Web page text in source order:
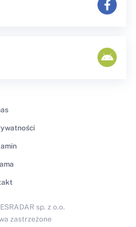
sp. z o.o.
zastrzeżone